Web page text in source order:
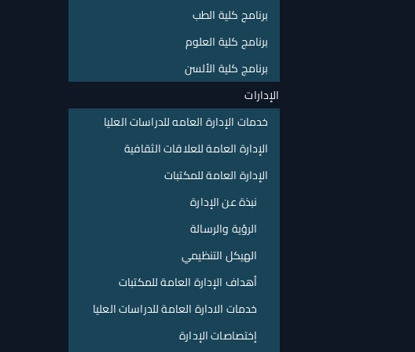
برنامج كلية الطب
برنامج كلية العلوم
برنامج كلية الألسن
الإدارات
خدمات الإدارة العامه للدراسات العليا
الإدارة العامة للعلاقات الثقافية
الإدارة العامة للمكتبات
نبذة عن الإدارة
الرؤية والرسالة
الهيكل التنظيمي
أهداف الإدارة العامة للمكتبات
خدمات الادارة العامة للدراسات العليا
إختصاصات الإدارة